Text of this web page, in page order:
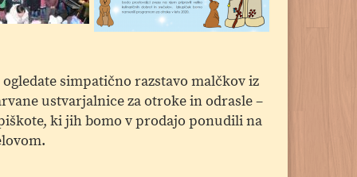
simpatično razstavo malčkov iz
ustvarjalnice za otroke in odrasle –
ki jih bomo v prodajo ponudili na